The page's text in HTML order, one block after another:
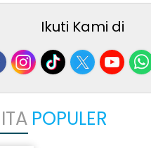
Ikuti Kami di
POPULER